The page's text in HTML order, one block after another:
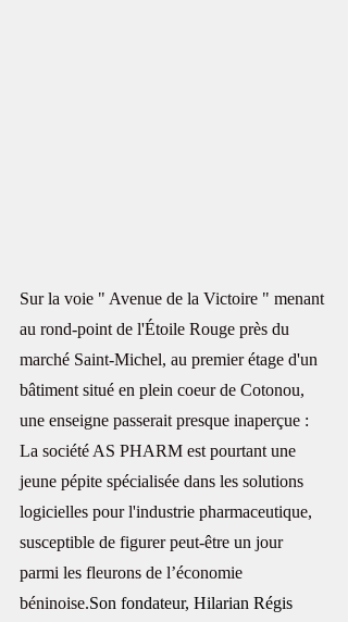
Sur la voie " Avenue de la Victoire " menant
au rond-point de l'Étoile Rouge près du
marché Saint-Michel, au premier étage d'un
bâtiment situé en plein coeur de Cotonou,
une enseigne passerait presque inaperçue :
La société AS PHARM est pourtant une
jeune pépite spécialisée dans les solutions
logicielles pour l'industrie pharmaceutique,
susceptible de figurer peut-être un jour
parmi les fleurons de l’économie
béninoise.Son fondateur, Hilarian Régis